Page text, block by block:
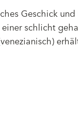
Geschick
schlicht